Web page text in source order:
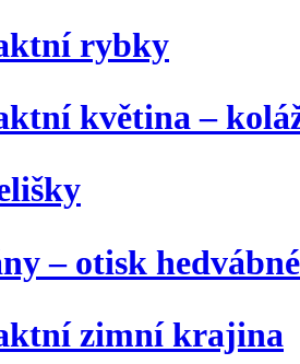
rybky
květina –
– otisk
zimní krajina